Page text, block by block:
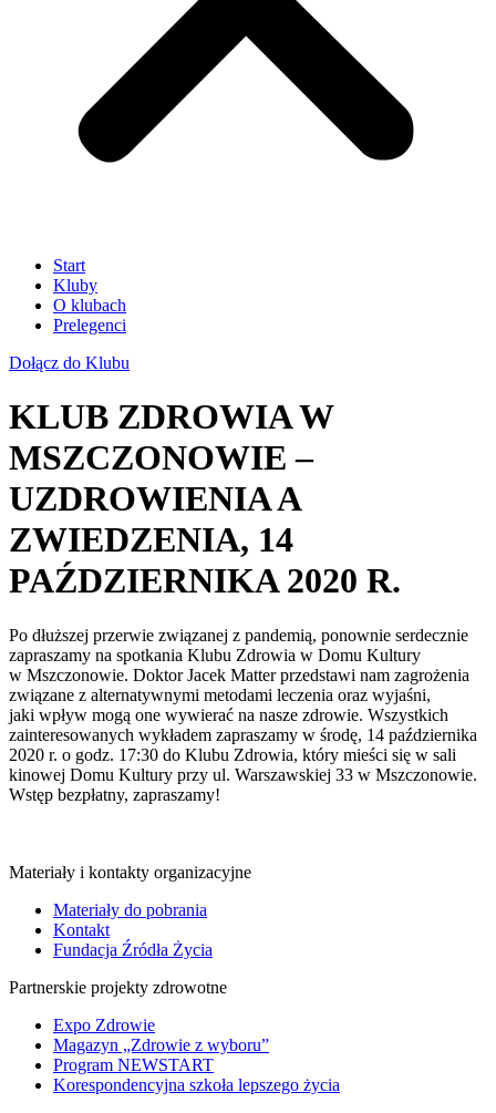
Start
Kluby
O klubach
Prelegenci
Dołącz do Klubu
KLUB ZDROWIA W
MSZCZONOWIE –
UZDROWIENIA A
ZWIEDZENIA, 14
PAŹDZIERNIKA 2020 R.
Po dłuższej przerwie związanej z pandemią, ponownie serdecznie
zapraszamy na spotkania Klubu Zdrowia w Domu Kultury
w Mszczonowie. Doktor Jacek Matter przedstawi nam zagrożenia
związane z alternatywnymi metodami leczenia oraz wyjaśni,
jaki wpływ mogą one wywierać na nasze zdrowie. Wszystkich
zainteresowanych wykładem zapraszamy w środę, 14 października
2020 r. o godz. 17:30 do Klubu Zdrowia, który mieści się w sali
kinowej Domu Kultury przy ul. Warszawskiej 33 w Mszczonowie.
Wstęp bezpłatny, zapraszamy!
Materiały i kontakty organizacyjne
Materiały do pobrania
Kontakt
Fundacja Źródła Życia
Partnerskie projekty zdrowotne
Expo Zdrowie
Magazyn „Zdrowie z wyboru”
Program NEWSTART
Korespondencyjna szkoła lepszego życia